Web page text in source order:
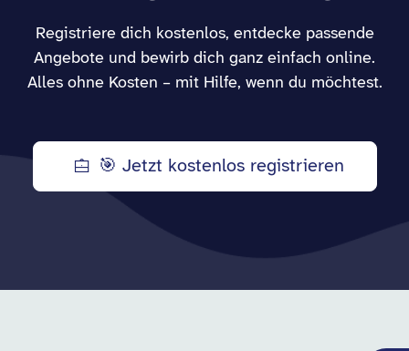
Registriere dich kostenlos, entdecke passende
Angebote und bewirb dich ganz einfach online.
Alles ohne Kosten – mit Hilfe, wenn du möchtest.
🎯 Jetzt kostenlos registrieren